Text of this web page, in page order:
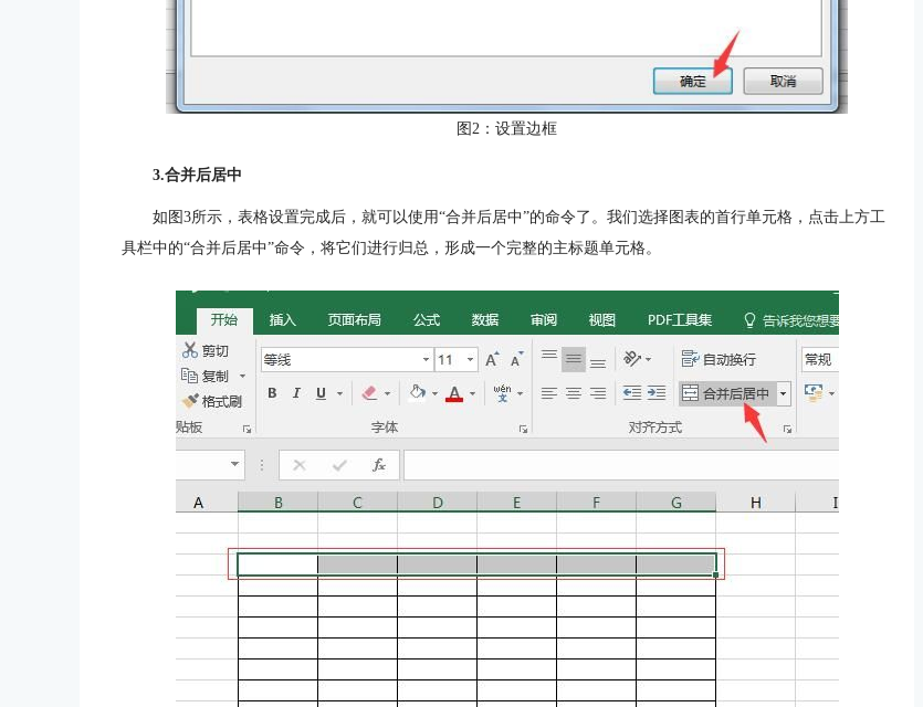
图2：设置边框
3.合并后居中
如图3所示，表格设置完成后，就可以使用“合并后居中”的命令了。我们选择图表的首行单元格，点击上方工
具栏中的“合并后居中”命令，将它们进行归总，形成一个完整的主标题单元格。